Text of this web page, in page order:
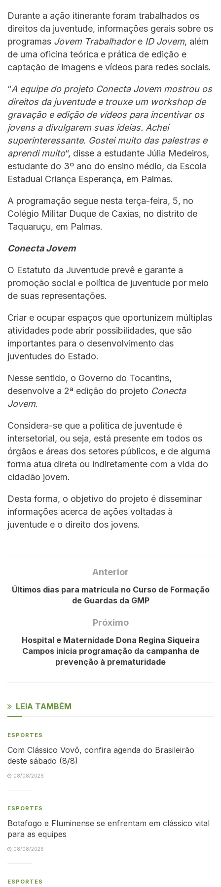
Durante a ação itinerante foram trabalhados os
direitos da juventude, informações gerais sobre os
programas Jovem Trabalhadore ID Jovem, além
de uma oficina teórica e prática de edição e
captação de imagens e vídeos para redes sociais.
“A equipe do projeto Conecta Jovem mostrou os
direitos da juventude e trouxe um workshop de
gravação e edição de vídeos para incentivar os
jovens a divulgarem suas ideias. Achei
superinteressante. Gostei muito das palestras e
aprendi muito“, disse a estudante Júlia Medeiros,
estudante do 3º ano do ensino médio, da Escola
Estadual Criança Esperança, em Palmas.
A programação segue nesta terça-feira, 5, no
Colégio Militar Duque de Caxias, no distrito de
Taquaruçu, em Palmas.
Conecta Jovem
O Estatuto da Juventude prevê e garante a
promoção social e política de juventude por meio
de suas representações.
Criar e ocupar espaços que oportunizem múltiplas
atividades pode abrir possibilidades, que são
importantes para o desenvolvimento das
juventudes do Estado.
Nesse sentido, o Governo do Tocantins,
desenvolve a 2ª edição do projeto Conecta
Jovem.
Considera-se que a política de juventude é
intersetorial, ou seja, está presente em todos os
órgãos e áreas dos setores públicos, e de alguma
forma atua direta ou indiretamente com a vida do
cidadão jovem.
Desta forma, o objetivo do projeto é disseminar
informações acerca de ações voltadas à
juventude e o direito dos jovens.
Anterior
Últimos dias para matrícula no Curso de Formação
de Guardas da GMP
Próximo
Hospital e Maternidade Dona Regina Siqueira
Campos inicia programação da campanha de
prevenção à prematuridade
LEIA TAMBÉM
ESPORTES
Com Clássico Vovô, confira agenda do Brasileirão
deste sábado (8/8)
08/08/2026
ESPORTES
Botafogo e Fluminense se enfrentam em clássico vital
para as equipes
08/08/2026
ESPORTES